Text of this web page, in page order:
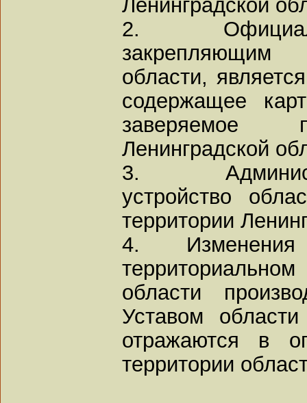
2.
закрепляющим
области,
содержащее
заверяемое
Ленинградской
3.
устройство
территории
4. Изменения
территориальном
области
Уставом
отражаются в
территории